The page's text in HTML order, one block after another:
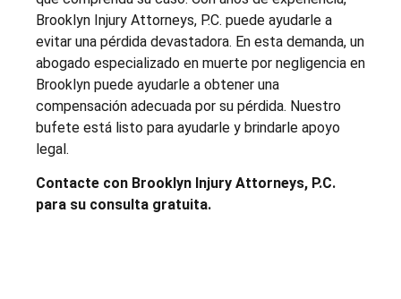
Brooklyn Injury Attorneys, P.C. puede ayudarle a
evitar una pérdida devastadora. En esta demanda, un
abogado especializado en muerte por negligencia en
Brooklyn puede ayudarle a obtener una
compensación adecuada por su pérdida. Nuestro
bufete está listo para ayudarle y brindarle apoyo
legal.
Contacte con Brooklyn Injury Attorneys, P.C.
para su consulta gratuita.